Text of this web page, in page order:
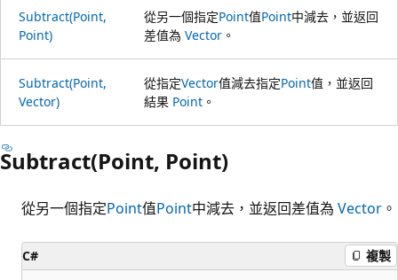
Subtract(Point,
Point)
從另一個指定Point值Point中減去，並返回
差值為 Vector 。
Subtract(Point,
Vector)
從指定Vector值減去指定Point值，並返回
結果 Point 。
Subtract(Point, Point)
從另一個指定Point值Point中減去，並返回差值為 Vector 。
C# 複製